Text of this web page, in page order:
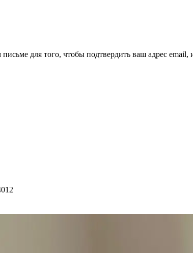
для того, чтобы подтвердить ваш адрес